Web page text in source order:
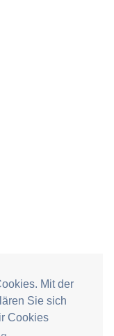
Mit der
Sie sich
Cookies